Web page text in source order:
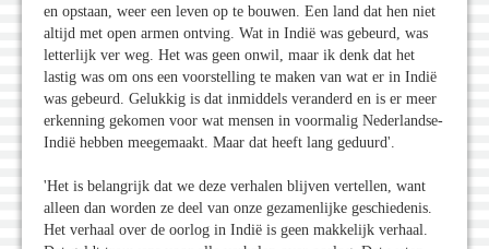
en opstaan, weer een leven op te bouwen. Een land dat hen niet
altijd met open armen ontving. Wat in Indië was gebeurd, was
letterlijk ver weg. Het was geen onwil, maar ik denk dat het
lastig was om ons een voorstelling te maken van wat er in Indië
was gebeurd. Gelukkig is dat inmiddels veranderd en is er meer
erkenning gekomen voor wat mensen in voormalig Nederlandse-
Indië hebben meegemaakt. Maar dat heeft lang geduurd'.
'Het is belangrijk dat we deze verhalen blijven vertellen, want
alleen dan worden ze deel van onze gezamenlijke geschiedenis.
Het verhaal over de oorlog in Indië is geen makkelijk verhaal.